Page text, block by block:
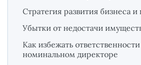
Стратегия развития бизнеса
Убытки от недостачи
Как избежать
номинальном директоре